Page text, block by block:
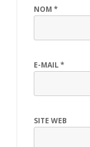
NOM *
E-MAIL*
SITE WEB